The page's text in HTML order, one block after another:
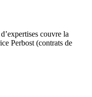
couvre la
Perbost (contrats de